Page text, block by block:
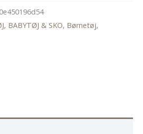
BABYTØJ & SKO, Børnetøj,